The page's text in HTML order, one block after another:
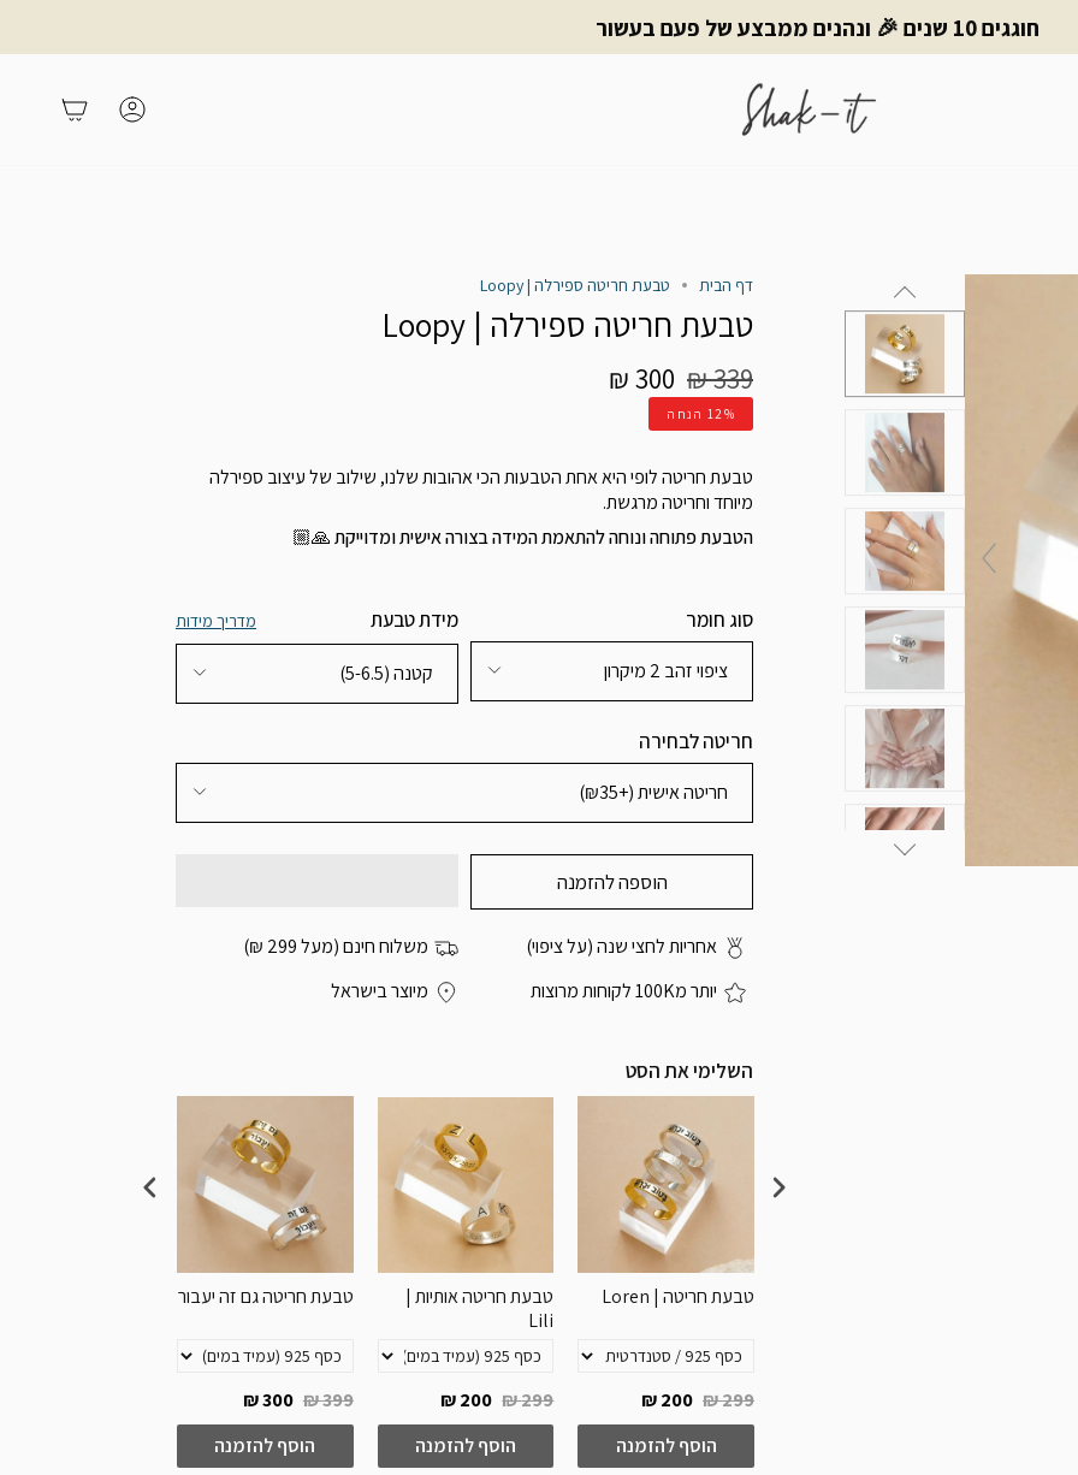
חוגגים 10 שנים 🎉 ונהנים ממבצע של פעם בעשור
משתמש
דף הבית טבעת חריטה ספירלה | Loopy
טבעת חריטה ספירלה | Loopy
300 ₪
מחיר
רגיל
339 ₪
12%הנחה
טבעת חריטה לופי היא אחת הטבעות הכי אהובות שלנו, שילוב של עיצוב ספירלה
מיוחד וחריטה מרגשת.
הטבעת פתוחה ונוחה להתאמת המידה בצורה אישית ומדוייקת 🙏🏼
סוג חומר
ציפוי זהב 2 מיקרון
מידת טבעת מדריך מידות
קטנה (5-6.5)
חריטה לבחירה
חריטה אישית (+₪35)
הוספה להזמנה
אחריות לחצי שנה (על ציפוי)
משלוח חינם (מעל 299 ₪)
יותר מ100K לקוחות מרוצות
מיוצר בישראל
השלימי את הסט
טבעת חריטה | Loren
200 ₪
299 ₪
הוסף להזמנה
טבעת חריטה אותיות |
Lili
200 ₪
299 ₪
הוסף להזמנה
טבעת חריטה גם זה יעבור
300 ₪
399 ₪
הוסף להזמנה